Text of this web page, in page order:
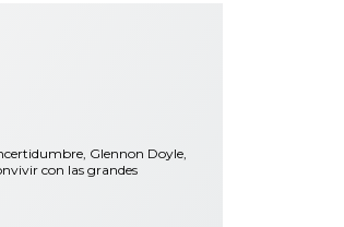
Glennon Doyle,
con las grandes